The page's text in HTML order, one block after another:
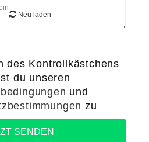
Neu laden
des Kontrollkästchens
du unseren
und
zu